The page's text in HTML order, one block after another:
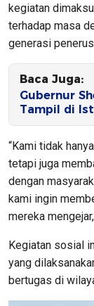
kegiatan
terhadap masa
generasi
Baca Juga:
Gubernur
Tampil di
“Kami tidak
tetapi juga
dengan
kami ingin
mereka
Kegiatan sosial
yang
bertugas di